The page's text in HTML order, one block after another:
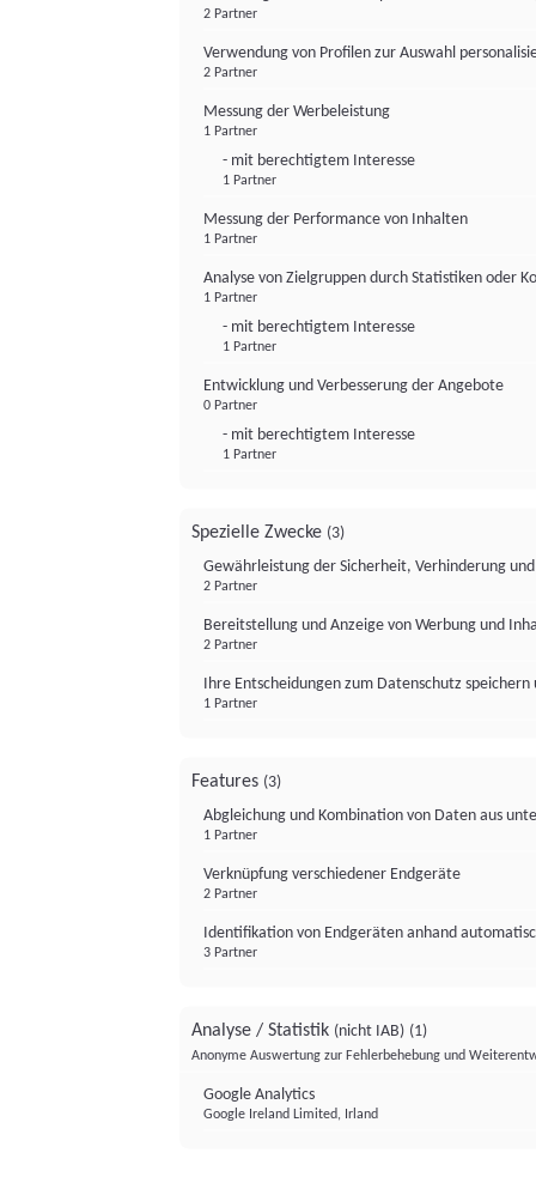
2 Partner
Verwendung von Profilen zur Auswahl
2 Partner
Messung der Werbeleistung
1 Partner
- mit berechtigtem Interesse
1 Partner
Messung der Performance von Inhalten
1 Partner
Analyse von Zielgruppen durch Statistiken oder
1 Partner
- mit berechtigtem Interesse
1 Partner
Entwicklung und Verbesserung der Angebote
0 Partner
- mit berechtigtem Interesse
1 Partner
Spezielle Zwecke (3)
Gewährleistung der Sicherheit, Verhinderung
2 Partner
Bereitstellung und Anzeige von Werbung und
2 Partner
Ihre Entscheidungen zum Datenschutz
1 Partner
Features (3)
Abgleichung und Kombination von Daten aus
1 Partner
Verknüpfung verschiedener Endgeräte
2 Partner
Identifikation von Endgeräten anhand
3 Partner
Analyse / Statistik (nicht IAB) (1)
Anonyme Auswertung zur Fehlerbehebung und
Google Analytics
Google Ireland Limited, Irland